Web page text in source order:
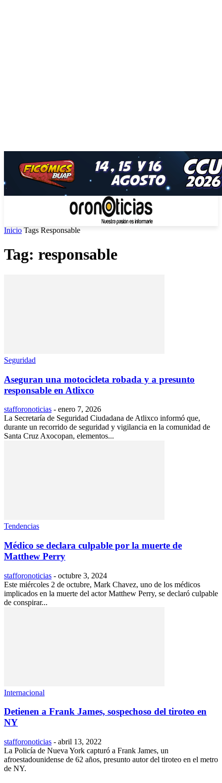
Inicio Tags Responsable
Tag: responsable
Seguridad
Aseguran una motocicleta robada y a presunto
responsable en Atlixco
stafforonoticias - enero 7, 2026
La Secretaría de Seguridad Ciudadana de Atlixco informó que,
durante un recorrido de seguridad y vigilancia en la comunidad de
Santa Cruz Axocopan, elementos...
Tendencias
Médico se declara culpable por la muerte de
Matthew Perry
stafforonoticias - octubre 3, 2024
Este miércoles 2 de octubre, Mark Chavez, uno de los médicos
implicados en la muerte del actor Matthew Perry, se declaró culpable
de conspirar...
Internacional
Detienen a Frank James, sospechoso del tiroteo en
NY
stafforonoticias - abril 13, 2022
La Policía de Nueva York capturó a Frank James, un
afroestadounidense de 62 años, presunto autor del tiroteo en el metro
de NY.